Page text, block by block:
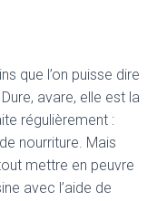
que l’on puisse dire
avare, elle est la
régulièrement :
nourriture. Mais
mettre en peuvre
avec l’aide de